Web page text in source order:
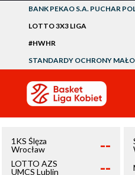
BANK PEKAO S.A. PUCHAR
LOTTO 3X3 LIGA
#HWHR
STANDARDY OCHRONY
1KS Ślęza
Wrocław
--
LOTTO AZS
UMCS Lublin
--